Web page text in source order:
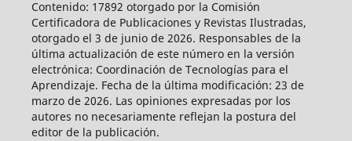
Contenido: 17892 otorgado por la Comisión
Certificadora de Publicaciones y Revistas Ilustradas,
otorgado el 3 de junio de 2026. Responsables de la
última actualización de este número en la versión
electrónica: Coordinación de Tecnologías para el
Aprendizaje. Fecha de la última modificación: 23 de
marzo de 2026. Las opiniones expresadas por los
autores no necesariamente reflejan la postura del
editor de la publicación.